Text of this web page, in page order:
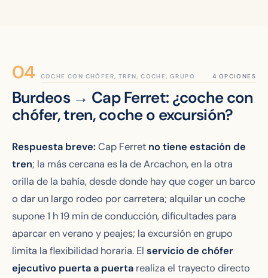
COCHE CON CHÓFER, TREN, COCHE, GRUPO
Burdeos → Cap Ferret: ¿coche con
chófer, tren, coche o excursión?
Respuesta breve: Cap Ferret no tiene estación de
tren; la más cercana es la de Arcachon, en la otra
orilla de la bahía, desde donde hay que coger un barco
o dar un largo rodeo por carretera; alquilar un coche
supone 1 h 19 min de conducción, dificultades para
aparcar en verano y peajes; la excursión en grupo
limita la flexibilidad horaria. El servicio de chófer
ejecutivo puerta a puerta realiza el trayecto directo